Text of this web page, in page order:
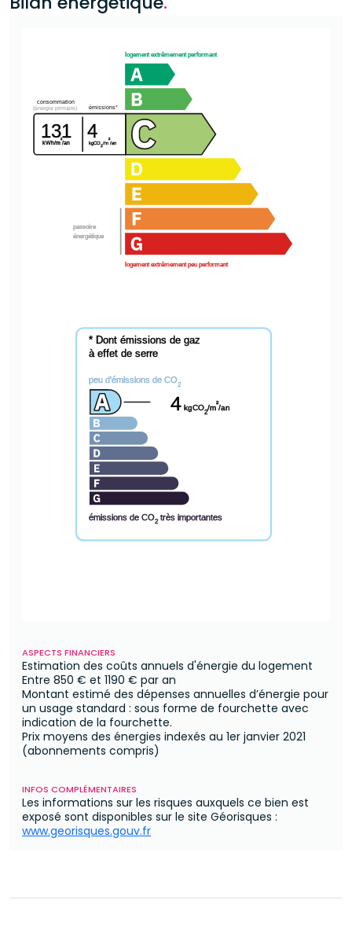
passoire
énergétique
logement extrêmement performant
logement extrêmement peu performant
consommation
(énergie primaire)
131
kWh/m²/an
émissions*
4
kgCO2/m²/an
* Dont émissions de gaz
à effet de serre
peu d'émissions de CO2
émissions de CO2 très importantes
4kgCO2/m²/an
ASPECTS FINANCIERS
Estimation des coûts annuels d'énergie du logement
Entre 850 € et 1190 € par an
Montant estimé des dépenses annuelles d’énergie pour
un usage standard : sous forme de fourchette avec
indication de la fourchette.
Prix moyens des énergies indexés au 1er janvier 2021
(abonnements compris)
INFOS COMPLÉMENTAIRES
Les informations sur les risques auxquels ce bien est
exposé sont disponibles sur le site Géorisques :
www.georisques.gouv.fr